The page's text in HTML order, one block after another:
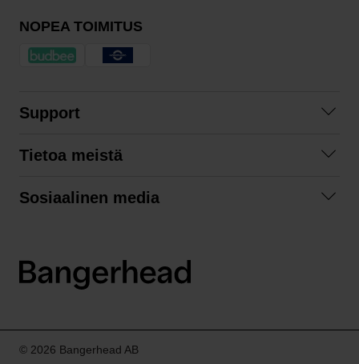
NOPEA TOIMITUS
Support
Tilausehdot
Tietoa meistä
Sosiaalinen media
LinkedIn
© 2026 Bangerhead AB